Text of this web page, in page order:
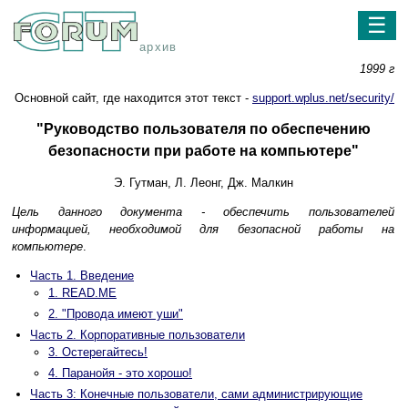
архив
☰
1999 г
Oсновной сайт, где находится этот текст - support.wplus.net/security/
"Руководство пользователя по обеспечению
безопасности пpи pаботе на компьютеpе"
Э. Гутман, Л. Леонг, Дж. Малкин
Цель данного документа - обеспечить пользователей
инфоpмацией, необходимой для безопасной pаботы на
компьютеpе.
Часть 1. Введение
1. READ.ME
2. "Провода имеют уши"
Часть 2. Корпоративные пользователи
3. Остерегайтесь!
4. Паранойя - это хорошо!
Часть 3: Конечные пользователи, сами администрирующие